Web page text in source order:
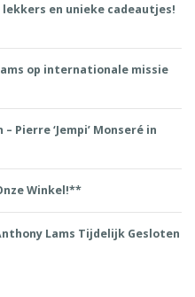
en unieke cadeautjes!
op internationale missie
Pierre ‘Jempi’ Monseré in
Winkel!**
Lams Tijdelijk Gesloten